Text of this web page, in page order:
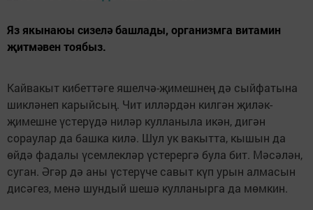
Яз якынаюы сизелә башлады, организмга витамин
җитмәвен тоябыз.
Кайвакыт кибеттәге яшелчә-җимешнең дә сыйфатына
шикләнеп карыйсың. Чит илләрдән килгән җиләк-
җимешне үстерүдә ниләр кулланыла икән, дигән
сораулар да башка килә. Шул ук вакытта, кышын да
өйдә фадалы үсемлекләр үстерергә була бит. Мәсәлән,
суган. Әгәр дә аны үстерүче савыт күп урын алмасын
дисәгез, менә шундый шешә кулланырга да мөмкин.